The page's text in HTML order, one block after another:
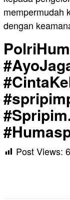
mempermudah
dengan
Post Views: